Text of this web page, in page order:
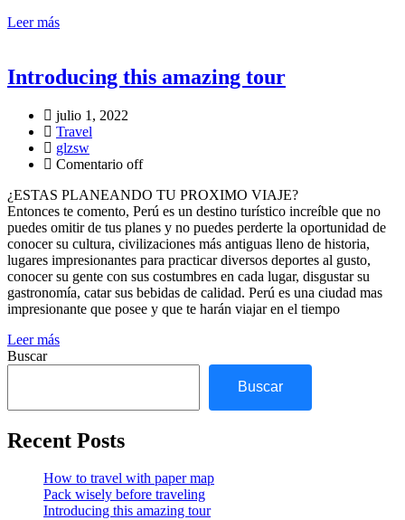
Leer más
Introducing this amazing tour
julio 1, 2022
Travel
glzsw
Comentario off
¿ESTAS PLANEANDO TU PROXIMO VIAJE?
Entonces te comento, Perú es un destino turístico increíble que no
puedes omitir de tus planes y no puedes perderte la oportunidad de
conocer su cultura, civilizaciones más antiguas lleno de historia,
lugares impresionantes para practicar diversos deportes al gusto,
conocer su gente con sus costumbres en cada lugar, disgustar su
gastronomía, catar sus bebidas de calidad. Perú es una ciudad mas
impresionante que posee y que te harán viajar en el tiempo
Leer más
Buscar
Buscar
Recent Posts
How to travel with paper map
Pack wisely before traveling
Introducing this amazing tour